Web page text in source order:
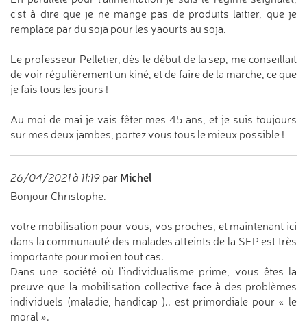
c'st à dire que je ne mange pas de produits laitier, que je
remplace par du soja pour les yaourts au soja.
Le professeur Pelletier, dès le début de la sep, me conseillait
de voir régulièrement un kiné, et de faire de la marche, ce que
je fais tous les jours !
Au moi de mai je vais fêter mes 45 ans, et je suis toujours
sur mes deux jambes, portez vous tous le mieux possible !
26/04/2021 à 11:19 par Michel
Bonjour Christophe.
votre mobilisation pour vous, vos proches, et maintenant ici
dans la communauté des malades atteints de la SEP est très
importante pour moi en tout cas.
Dans une société où l’individualisme prime, vous êtes la
preuve que la mobilisation collective face à des problèmes
individuels (maladie, handicap ).. est primordiale pour « le
moral ».